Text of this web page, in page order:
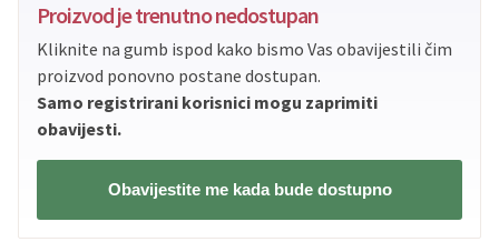
Proizvod je trenutno nedostupan
Kliknite na gumb ispod kako bismo Vas obavijestili čim
proizvod ponovno postane dostupan.
Samo registrirani korisnici mogu zaprimiti
obavijesti.
Obavijestite me kada bude dostupno